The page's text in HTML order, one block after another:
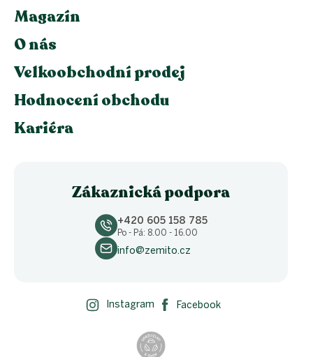
Magazín
O nás
Velkoobchodní prodej
Hodnocení obchodu
Kariéra
Zákaznická podpora
+420 605 158 785
Po - Pá: 8.00 - 16.00
info@zemito.cz
Instagram Facebook